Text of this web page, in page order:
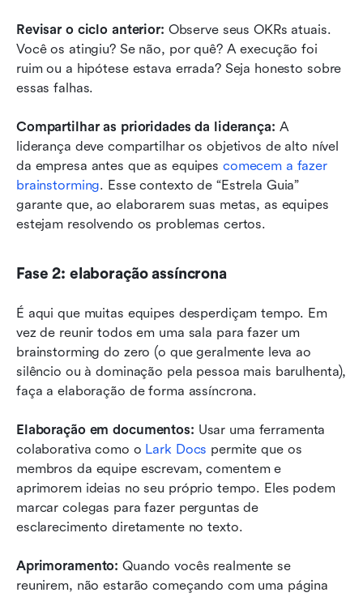
Revisar o ciclo anterior: Observe seus OKRs atuais.
Você os atingiu? Se não, por quê? A execução foi
ruim ou a hipótese estava errada? Seja honesto sobre
essas falhas.
Compartilhar as prioridades da liderança: A
liderança deve compartilhar os objetivos de alto nível
da empresa antes que as equipes comecem a fazer
brainstorming. Esse contexto de “Estrela Guia”
garante que, ao elaborarem suas metas, as equipes
estejam resolvendo os problemas certos.
Fase 2: elaboração assíncrona
É aqui que muitas equipes desperdiçam tempo. Em
vez de reunir todos em uma sala para fazer um
brainstorming do zero (o que geralmente leva ao
silêncio ou à dominação pela pessoa mais barulhenta),
faça a elaboração de forma assíncrona.
Elaboração em documentos: Usar uma ferramenta
colaborativa como o Lark Docs permite que os
membros da equipe escrevam, comentem e
aprimorem ideias no seu próprio tempo. Eles podem
marcar colegas para fazer perguntas de
esclarecimento diretamente no texto.
Aprimoramento: Quando vocês realmente se
reunirem, não estarão começando com uma página